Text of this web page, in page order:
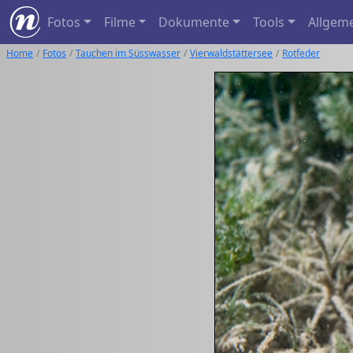
Fotos Filme Dokumente Tools
Home Fotos Tauchen im Süsswasser Vierwaldstättersee Rotfeder